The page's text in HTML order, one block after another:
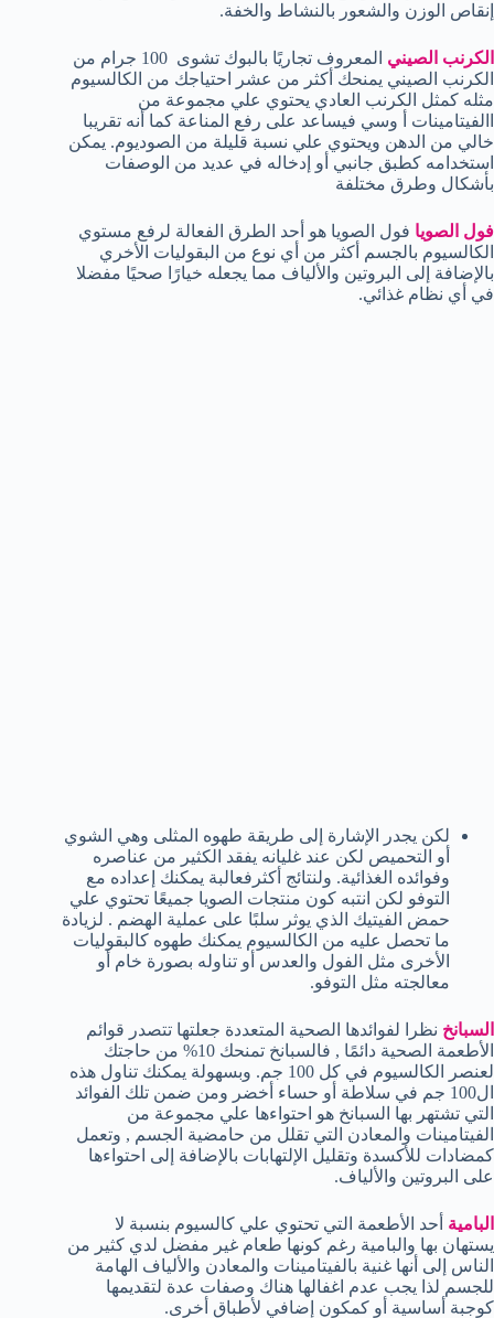
إنقاص الوزن والشعور بالنشاط والخفة.
الكرنب الصيني
المعروف تجاريًا بالبوك تشوى 100 جرام من
الكرنب الصيني يمنحك أكثر من عشر احتياجك من الكالسيوم
مثله كمثل الكرنب العادي يحتوي علي مجموعة من
االفيتامينات أ وسي فيساعد على رفع المناعة كما أنه تقريبا
خالي من الدهن ويحتوي علي نسبة قليلة من الصوديوم. يمكن
استخدامه كطبق جانبي أو إدخاله في عديد من الوصفات
بأشكال وطرق مختلفة
فول الصويا فول الصويا هو أحد الطرق الفعالة لرفع مستوي
الكالسيوم بالجسم أكثر من أي نوع من البقوليات الأخري
بالإضافة إلى البروتين والألياف مما يجعله خيارًا صحيًا مفضلا
في أي نظام غذائي.
لكن يجدر الإشارة إلى طريقة طهوه المثلى وهي الشوي
أو التحميص لكن عند غليانه يفقد الكثير من عناصره
وفوائده الغذائية. ولنتائج أكثرفعالبة يمكنك إعداده مع
التوفو لكن انتبه كون منتجات الصويا جميعًا تحتوي علي
حمض الفيتيك الذي يوثر سلبًا على عملية الهضم . لزيادة
ما تحصل عليه من الكالسيوم يمكنك طهوه كالبقوليات
الأخرى مثل الفول والعدس أو تناوله بصورة خام أو
معالجته مثل التوفو.
السبانخ نظرا لفوائدها الصحية المتعددة جعلتها تتصدر قوائم
الأطعمة الصحية دائمًا , فالسبانخ تمنحك 10% من حاجتك
لعنصر الكالسيوم في كل 100 جم. وبسهولة يمكنك تناول هذه
ال100 جم في سلاطة أو حساء أخضر ومن ضمن تلك الفوائد
التي تشتهر بها السبانخ هو احتواءها علي مجموعة من
الفيتامينات والمعادن التي تقلل من حامضية الجسم , وتعمل
كمضادات للأكسدة وتقليل الإلتهابات بالإضافة إلى احتواءها
على البروتين والألياف.
البامية أحد الأطعمة التي تحتوي علي كالسيوم بنسبة لا
يستهان بها والبامية رغم كونها طعام غير مفضل لدي كثير من
الناس إلى أنها غنية بالفيتامينات والمعادن والألياف الهامة
للجسم لذا يجب عدم اغفالها هناك وصفات عدة لتقديمها
كوجبة أساسية أو كمكون إضافي لأطباق أخرى.